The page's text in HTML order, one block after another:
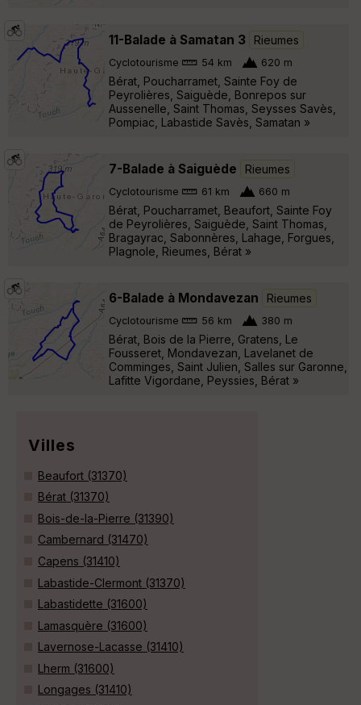
11-Balade à Samatan 3 Rieumes
Cyclotourisme 54 km 620 m
Bérat, Poucharramet, Sainte Foy de
Peyrolières, Saiguède, Bonrepos sur
Aussenelle, Saint Thomas, Seysses Savès,
Pompiac, Labastide Savès, Samatan »
7-Balade à Saiguède Rieumes
Cyclotourisme 61 km 660 m
Bérat, Poucharramet, Beaufort, Sainte Foy
de Peyrolières, Saiguède, Saint Thomas,
Bragayrac, Sabonnères, Lahage, Forgues,
Plagnole, Rieumes, Bérat »
6-Balade à Mondavezan Rieumes
Cyclotourisme 56 km 380 m
Bérat, Bois de la Pierre, Gratens, Le
Fousseret, Mondavezan, Lavelanet de
Comminges, Saint Julien, Salles sur Garonne,
Lafitte Vigordane, Peyssies, Bérat »
Villes
Beaufort (31370)
Bérat (31370)
Bois-de-la-Pierre (31390)
Cambernard (31470)
Capens (31410)
Labastide-Clermont (31370)
Labastidette (31600)
Lamasquère (31600)
Lavernose-Lacasse (31410)
Lherm (31600)
Longages (31410)